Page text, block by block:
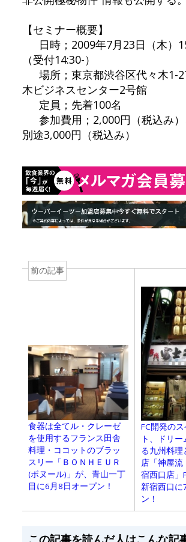
【セミナー概要】
日時；2009年7月23日（木）
（受付14:30-）
場所；東京都渋谷区代々木1-
木ビジネスセンター2号館
定員；先着100名
参加費用；2,000円（税込み）
別途3,000円（税込み）
前の記事
食器は全てル・クレーゼ
を使用するフランス田舎
料理・ココットのブラッ
スリー「ＢＯＮＨＥＵＲ
(ボヌール)」が、青山一丁
目に6月8日オープン！
FC開発の
ト、ドリ
る九州料理
店「神屋
宿西口店」
新宿西口に
ン！
この記事を読んだ人はこんな記